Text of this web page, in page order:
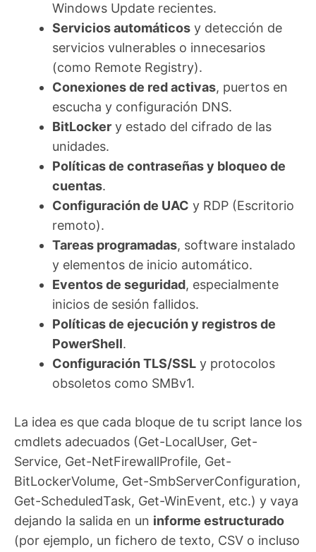
Windows Update recientes.
Servicios automáticos y detección de
servicios vulnerables o innecesarios
(como Remote Registry).
Conexiones de red activas, puertos en
escucha y configuración DNS.
BitLocker y estado del cifrado de las
unidades.
Políticas de contraseñas y bloqueo de
cuentas.
Configuración de UAC y RDP (Escritorio
remoto).
Tareas programadas, software instalado
y elementos de inicio automático.
Eventos de seguridad, especialmente
inicios de sesión fallidos.
Políticas de ejecución y registros de
PowerShell.
Configuración TLS/SSL y protocolos
obsoletos como SMBv1.
La idea es que cada bloque de tu script lance los
cmdlets adecuados (Get-LocalUser, Get-
Service, Get-NetFirewallProfile, Get-
BitLockerVolume, Get-SmbServerConfiguration,
Get-ScheduledTask, Get-WinEvent, etc.) y vaya
dejando la salida en un informe estructurado
(por ejemplo, un fichero de texto, CSV o incluso